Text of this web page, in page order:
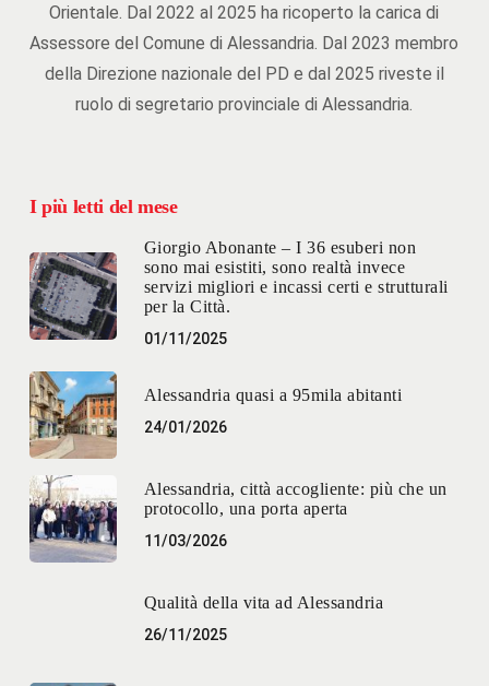
Orientale. Dal 2022 al 2025 ha ricoperto la carica di
Assessore del Comune di Alessandria. Dal 2023 membro
della Direzione nazionale del PD e dal 2025 riveste il
ruolo di segretario provinciale di Alessandria.
I più letti del mese
Giorgio Abonante – I 36 esuberi non
sono mai esistiti, sono realtà invece
servizi migliori e incassi certi e strutturali
per la Città.
01/11/2025
Alessandria quasi a 95mila abitanti
24/01/2026
Alessandria, città accogliente: più che un
protocollo, una porta aperta
11/03/2026
Qualità della vita ad Alessandria
26/11/2025